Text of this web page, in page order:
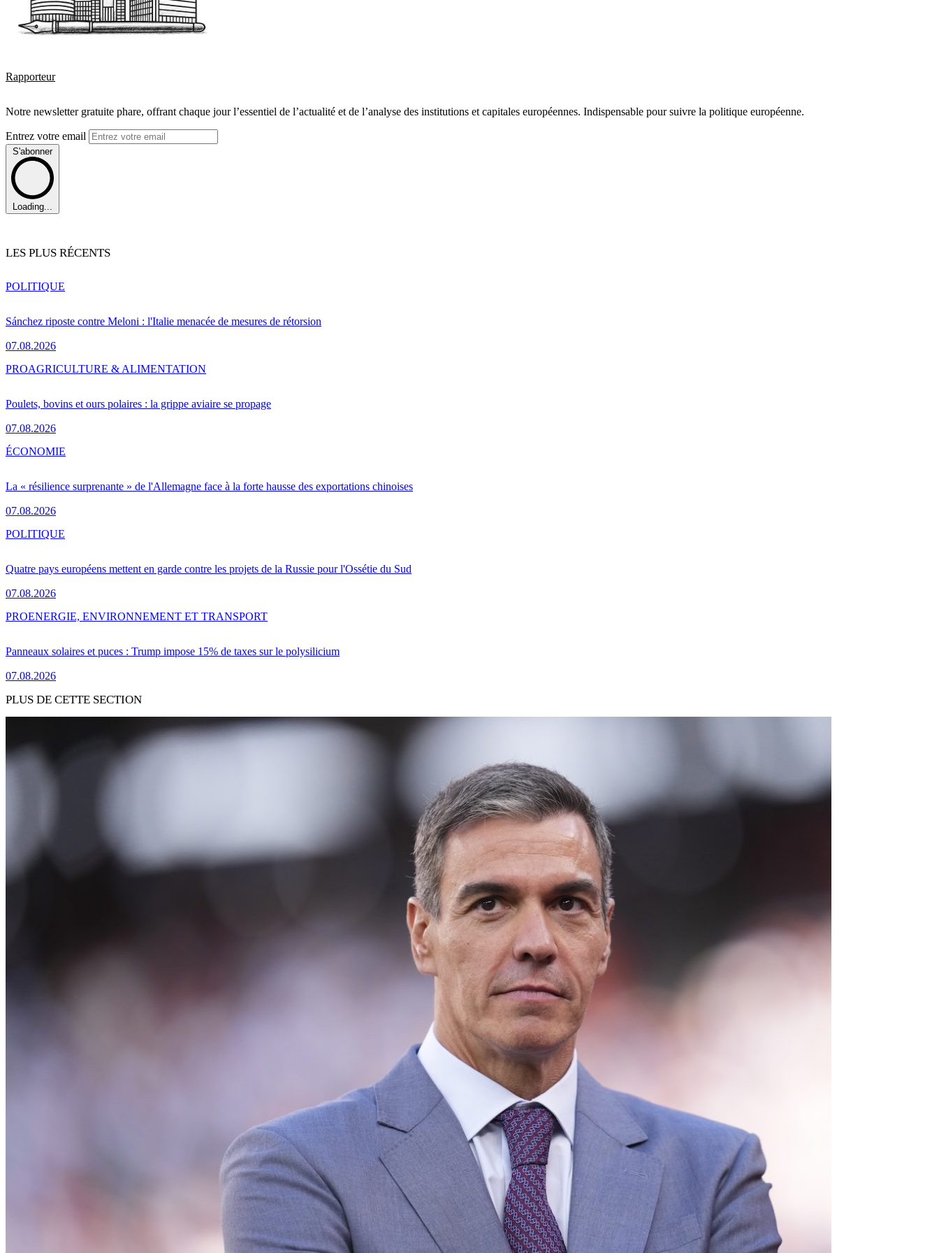
Rapporteur
Notre newsletter gratuite phare, offrant chaque jour l’essentiel de l’actualité et de l’analyse des institutions et capitales européennes. Indispensable pour suivre la politique européenne.
Entrez votre email
S'abonner
Loading...
LES PLUS RÉCENTS
Sánchez riposte contre Meloni : l'Italie menacée de mesures de rétorsion
07.08.2026
POLITIQUE
Poulets, bovins et ours polaires : la grippe aviaire se propage
07.08.2026
PROAGRICULTURE & ALIMENTATION
La « résilience surprenante » de l'Allemagne face à la forte hausse des exportations chinoises
07.08.2026
ÉCONOMIE
Quatre pays européens mettent en garde contre les projets de la Russie pour l'Ossétie du Sud
07.08.2026
POLITIQUE
Panneaux solaires et puces : Trump impose 15% de taxes sur le polysilicium
07.08.2026
PROENERGIE, ENVIRONNEMENT ET TRANSPORT
PLUS DE CETTE SECTION